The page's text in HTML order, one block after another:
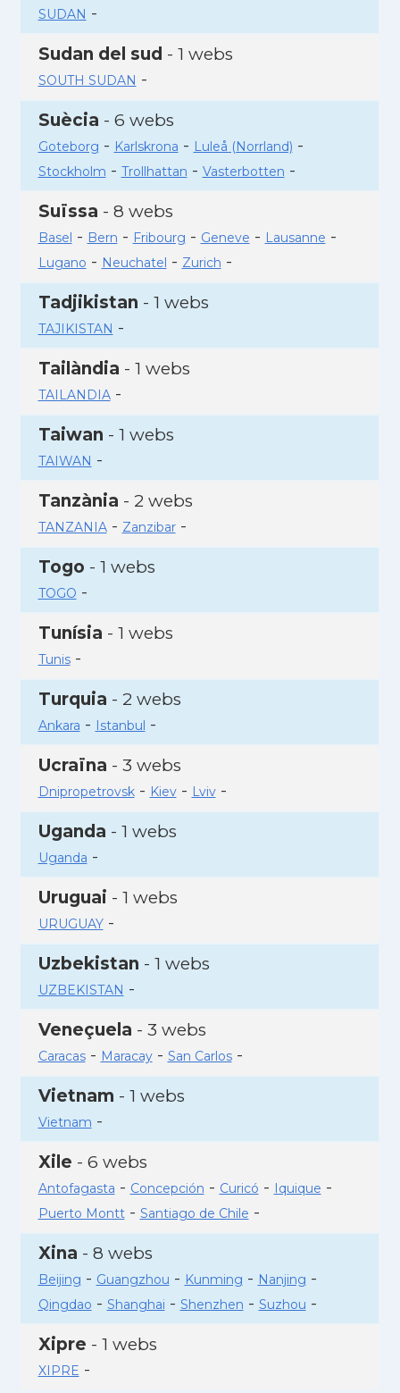
SUDAN -
Sudan del sud - 1 webs
SOUTH SUDAN -
Suècia - 6 webs
Goteborg - Karlskrona - Luleå (Norrland) -
Stockholm - Trollhattan - Vasterbotten -
Suïssa - 8 webs
Basel - Bern - Fribourg - Geneve - Lausanne -
Lugano - Neuchatel - Zurich -
Tadjikistan - 1 webs
TAJIKISTAN -
Tailàndia - 1 webs
TAILANDIA-
Taiwan - 1 webs
TAIWAN -
Tanzània - 2 webs
TANZANIA- Zanzibar-
Togo - 1 webs
TOGO -
Tunísia - 1 webs
Tunis-
Turquia - 2 webs
Ankara - Istanbul -
Ucraïna - 3 webs
Dnipropetrovsk- Kiev- Lviv-
Uganda - 1 webs
Uganda -
Uruguai - 1 webs
URUGUAY-
Uzbekistan - 1 webs
UZBEKISTAN -
Veneçuela - 3 webs
Caracas- Maracay- San Carlos-
Vietnam - 1 webs
Vietnam -
Xile - 6 webs
Antofagasta - Concepción - Curicó - Iquique -
Puerto Montt- Santiago de Chile -
Xina - 8 webs
Beijing - Guangzhou - Kunming - Nanjing -
Qingdao - Shanghai - Shenzhen - Suzhou -
Xipre - 1 webs
XIPRE -